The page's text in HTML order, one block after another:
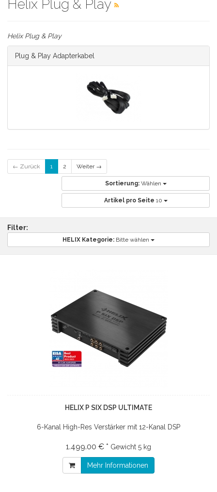
Helix Plug & Play
Helix Plug & Play
Plug & Play Adapterkabel
← Zurück 1 2 Weiter →
Sortierung: Wählen
Artikel pro Seite 10
Filter:
HELIX Kategorie: Bitte wählen
HELIX P SIX DSP ULTIMATE
6-Kanal High-Res Verstärker mit 12-Kanal DSP
1.499.00 € * Gewicht 5 kg
Mehr Informationen